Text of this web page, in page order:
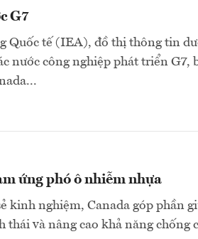
G7
Quốc tế (IEA), đồ thị thông tin
nước công nghiệp phát triển G7,
ứng phó ô nhiễm nhựa
kinh nghiệm, Canada góp phần
thái và nâng cao khả năng chống